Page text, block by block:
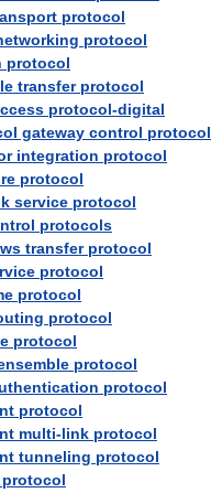
protocol
protocol
protocol
transfer protocol
protocol-digital
gateway control protocol
integration protocol
protocol
service protocol
protocols
transfer protocol
protocol
protocol
protocol
protocol
protocol
protocol
protocol
multi-link protocol
tunneling protocol